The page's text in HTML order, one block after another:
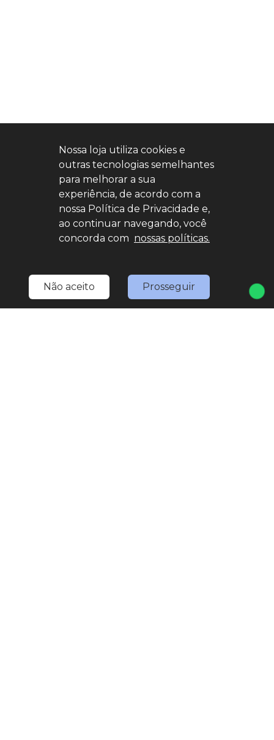
Nossa loja utiliza cookies e
outras tecnologias semelhantes
para melhorar a sua
experiência, de acordo com a
nossa Política de Privacidade e,
ao continuar navegando, você
concorda com nossas políticas.
Não aceito Prosseguir